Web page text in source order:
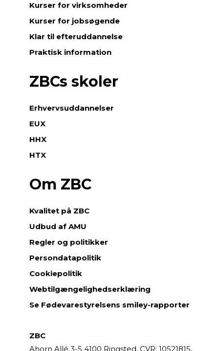
Kurser for virksomheder
Kurser for jobsøgende
Klar til efteruddannelse
Praktisk information
ZBCs skoler
Erhvervsuddannelser
EUX
HHX
HTX
Om ZBC
Kvalitet på ZBC
Udbud af AMU
Regler og politikker
Persondatapolitik
Cookiepolitik
Webtilgængelighedserklæring
Se Fødevarestyrelsens smiley-rapporter
ZBC
Ahorn Allé 3-5 4100 Ringsted, CVR: 10521815,